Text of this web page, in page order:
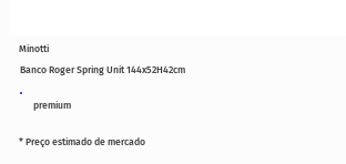
premium
Banco Roger Spring Unit 144x52H42cm
* Preço estimado de mercado
Minotti